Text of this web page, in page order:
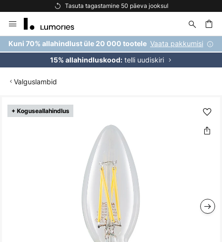
Tasuta tagastamine 50 päeva jooksul
to
Content
Kuni 70% allahindlust üle 20 000 tootele Vaata pakkumisi
15% allahindluskood:telli uudiskiri
Valguslambid
+ Koguseallahindlus
Skip
to